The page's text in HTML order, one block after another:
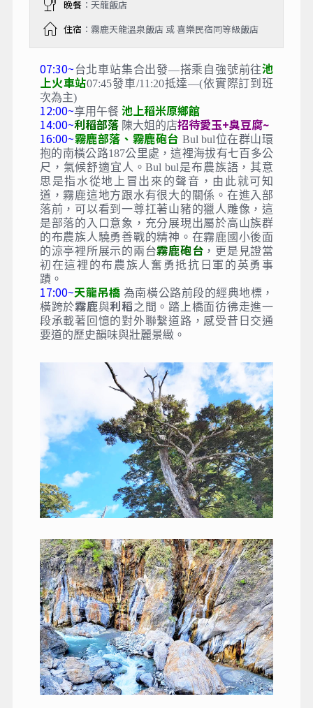
晚餐：天龍飯店
住宿 ：霧鹿天龍溫泉飯店 或 喜樂民宿同等級飯店
07:30~台北車站集合出發—搭乘自強號前往池
上火車站07:45發車/11:20抵達—(依實際訂到班
次為主)
12:00~享用午餐 池上稻米原鄉館
14:00~利稻部落 陳大姐的店招待愛玉+臭豆腐~
16:00~霧鹿部落、霧鹿砲台 Bul bul位在群山環
抱的南橫公路187公里處，這裡海拔有七百多公
尺，氣候舒適宜人。Bul bul是布農族語，其意
思是指水從地上冒出來的聲音，由此就可知
道，霧鹿這地方跟水有很大的關係。在進入部
落前，可以看到一尊扛著山豬的獵人雕像，這
是部落的入口意象，充分展現出屬於高山族群
的布農族人驍勇善戰的精神。在霧鹿國小後面
的涼亭裡所展示的兩台霧鹿砲台 ，更是見證當
初在這裡的布農族人奮勇抵抗日軍的英勇事
蹟。
17:00~天龍吊橋 為南橫公路前段的經典地標，
橫跨於霧鹿與利稻之間。踏上橋面彷彿走進一
段承載著回憶的對外聯繫道路，感受昔日交通
要道的歷史韻味與壯麗景緻。